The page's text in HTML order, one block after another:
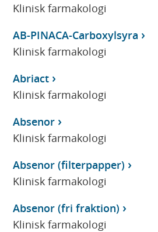
Klinisk farmakologi
AB-PINACA-Carboxylsyra
Klinisk farmakologi
Abriact
Klinisk farmakologi
Absenor
Klinisk farmakologi
Absenor (filterpapper)
Klinisk farmakologi
Absenor (fri fraktion)
Klinisk farmakologi